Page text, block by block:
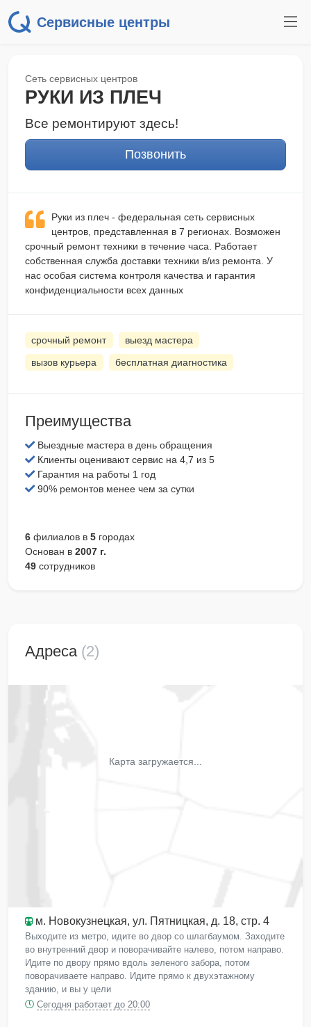
Сервисные центры
Сеть сервисных центров
РУКИ ИЗ ПЛЕЧ
Все ремонтируют здесь!
Позвонить
Руки из плеч - федеральная сеть сервисных
центров, представленная в 7 регионах. Возможен
срочный ремонт техники в течение часа. Работает
собственная служба доставки техники в/из ремонта. У
нас особая система контроля качества и гарантия
конфиденциальности всех данных
срочный ремонт выезд мастера
вызов курьера бесплатная диагностика
Преимущества
Выездные мастера в день обращения
Клиенты оценивают сервис на 4,7 из 5
Гарантия на работы 1 год
90% ремонтов менее чем за сутки
6 филиалов в 5 городах
Основан в 2007 г.
49 сотрудников
Адреса (2)
Карта загружается...
м. Новокузнецкая, ул. Пятницкая, д. 18, стр. 4
Выходите из метро, идите во двор со шлагбаумом. Заходите
во внутренний двор и поворачивайте налево, потом направо.
Идите по двору прямо вдоль зеленого забора, потом
поворачиваете направо. Идите прямо к двухэтажному
зданию, и вы у цели
Сегодня работает до 20:00